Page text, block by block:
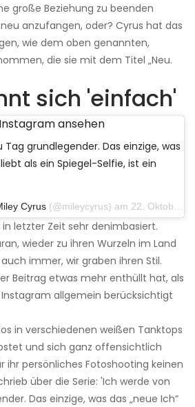
große Beziehung zu beenden
anzufangen, oder? Cyrus hat das
wie dem oben genannten,
die sie mit dem Titel „Neu.
sich 'einfach'
ansehen
grundlegender. Das einzige, was
als ein Spiegel-Selfie, ist ein
Cyrus (@mileycyrus) am 22. Oktober 2019 um 11:39 Uhr PDT
letzter Zeit sehr denimbasiert.
wieder zu ihren Wurzeln im Land
immer, wir graben ihren Stil.
Beitrag etwas mehr enthüllt hat, als
allgemein berücksichtigt
in verschiedenen weißen Tanktops
und sich ganz offensichtlich
ihr persönliches Fotoshooting keinen
über die Serie: 'Ich werde von
Das einzige, was das „neue Ich“